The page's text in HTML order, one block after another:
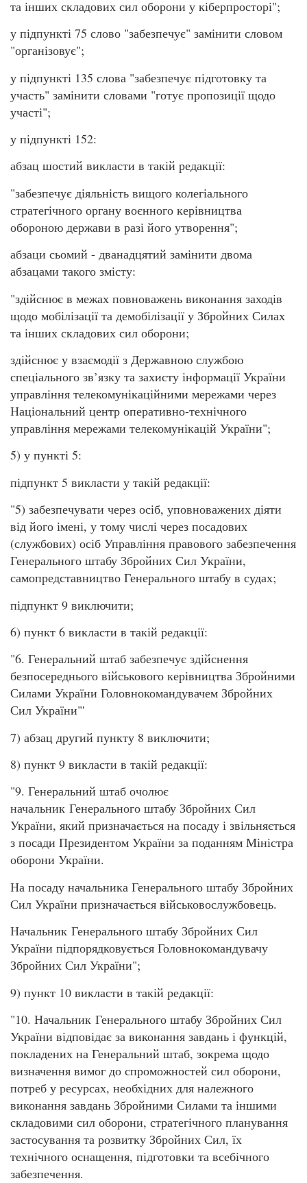
та інших складових сил оборони у кіберпросторі";
у підпункті 75 слово "забезпечує" замінити словом
"організовує";
у підпункті 135 слова "забезпечує підготовку та
участь" замінити словами "готує пропозиції щодо
участі";
у підпункті 152:
абзац шостий викласти в такій редакції:
"забезпечує діяльність вищого колегіального
стратегічного органу воєнного керівництва
обороною держави в разі його утворення";
абзаци сьомий - дванадцятий замінити двома
абзацами такого змісту:
"здійснює в межах повноважень виконання заходів
щодо мобілізації та демобілізації у Збройних Силах
та інших складових сил оборони;
здійснює у взаємодії з Державною службою
спеціального зв’язку та захисту інформації України
управління телекомунікаційними мережами через
Національний центр оперативно-технічного
управління мережами телекомунікацій України";
5) у пункті 5:
підпункт 5 викласти у такій редакції:
"5) забезпечувати через осіб, уповноважених діяти
від його імені, у тому числі через посадових
(службових) осіб Управління правового забезпечення
Генерального штабу Збройних Сил України,
самопредставництво Генерального штабу в судах;
підпункт 9 виключити;
6) пункт 6 викласти в такій редакції:
"6. Генеральний штаб забезпечує здійснення
безпосереднього військового керівництва Збройними
Силами України Головнокомандувачем Збройних
Сил України"'
7) абзац другий пункту 8 виключити;
8) пункт 9 викласти в такій редакції:
"9. Генеральний штаб очолює
начальник Генерального штабу Збройних Сил
України, який призначається на посаду і звільняється
з посади Президентом України за поданням Міністра
оборони України.
На посаду начальника Генерального штабу Збройних
Сил України призначається військовослужбовець.
Начальник Генерального штабу Збройних Сил
України підпорядковується Головнокомандувачу
Збройних Сил України";
9) пункт 10 викласти в такій редакції:
"10. Начальник Генерального штабу Збройних Сил
України відповідає за виконання завдань і функцій,
покладених на Генеральний штаб, зокрема щодо
визначення вимог до спроможностей сил оборони,
потреб у ресурсах, необхідних для належного
виконання завдань Збройними Силами та іншими
складовими сил оборони, стратегічного планування
застосування та розвитку Збройних Сил, їх
технічного оснащення, підготовки та всебічного
забезпечення.